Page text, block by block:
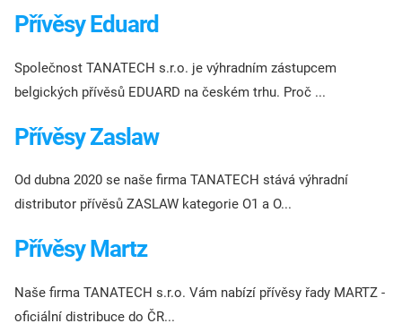
Přívěsy Eduard
Společnost TANATECH s.r.o. je výhradním zástupcem
belgických přívěsů EDUARD na českém trhu. Proč ...
Přívěsy Zaslaw
Od dubna 2020 se naše firma TANATECH stává výhradní
distributor přívěsů ZASLAW kategorie O1 a O...
Přívěsy Martz
Naše firma TANATECH s.r.o. Vám nabízí přívěsy řady MARTZ -
oficiální distribuce do ČR...